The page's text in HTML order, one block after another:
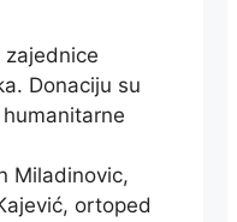
zajednice
Donaciju su
Miladinovic,
ortoped